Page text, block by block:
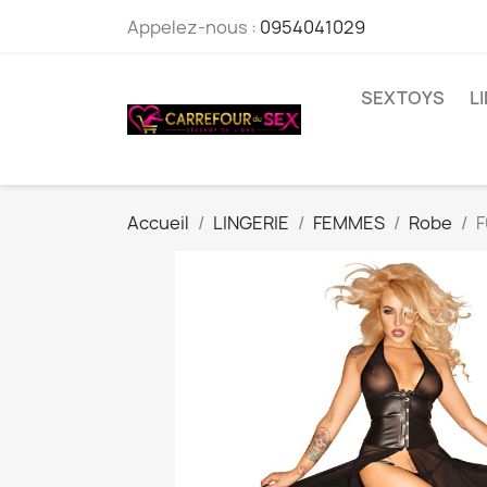
Appelez-nous : 0954041029
SEXTOYS
Accueil LINGERIE FEMMES Robe